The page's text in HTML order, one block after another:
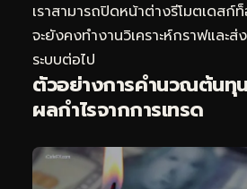
เราสามารถปิดหน้าต่างรีโมตเดสก์
จะยังคงทำงานวิเคราะห์กราฟและส่
ระบบต่อไป
ตัวอย่างการคำนวณต้นทุ
ผลกำไรจากการเทรด